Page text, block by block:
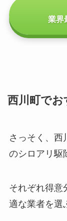
業界
西川町で
さっそく、西
のシロアリ駆
それぞれ得意
適な業者を選